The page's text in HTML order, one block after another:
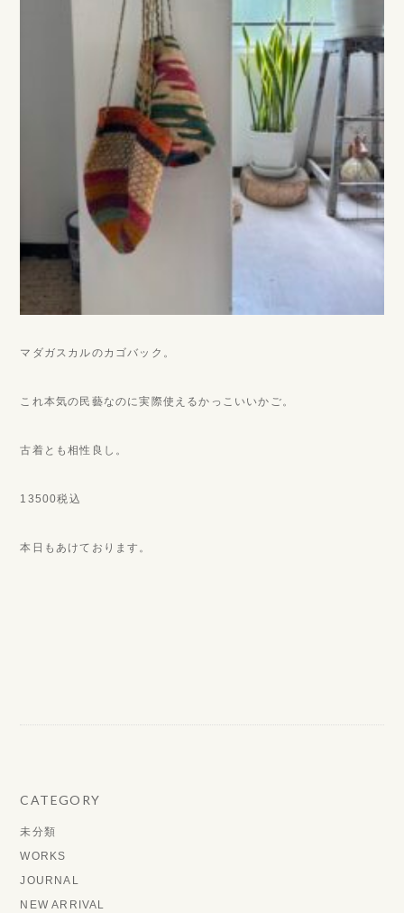
マダガスカルのカゴバック。
これ本気の民藝なのに実際使えるかっこいいかご。
古着とも相性良し。
13500税込
本日もあけております。
CATEGORY
未分類
WORKS
JOURNAL
NEW ARRIVAL